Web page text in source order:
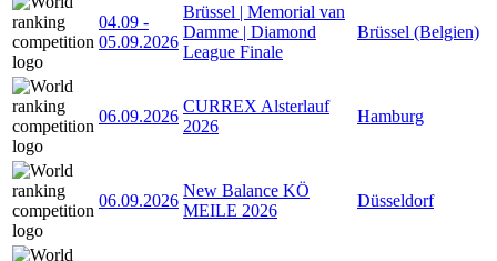
04.09 -
05.09.2026
Brüssel | Memorial van
Damme | Diamond
League Finale
Brüssel (Belgien)
06.09.2026
CURREX Alsterlauf
2026
Hamburg
06.09.2026
New Balance KÖ
MEILE 2026
Düsseldorf